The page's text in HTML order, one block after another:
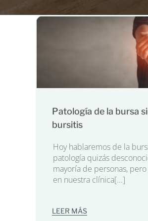
Patología de la bursa
bursitis
Hoy hablaremos de la
patología quizás
mayoría de personas,
en nuestra clínica[...]
LEER MÁS